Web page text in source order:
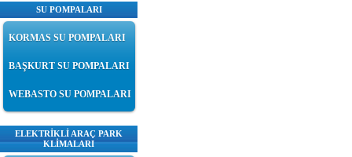
SU POMPALARI
KORMAS SU POMPALARI
BAŞKURT SU POMPALARI
WEBASTO SU POMPALARI
ELEKTRİKLİ ARAÇ PARK
KLİMALARI